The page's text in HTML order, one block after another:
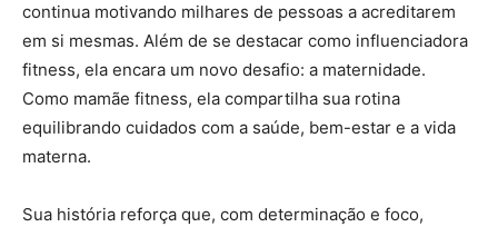
continua motivando milhares de pessoas a acreditarem
em si mesmas. Além de se destacar como influenciadora
fitness, ela encara um novo desafio: a maternidade.
Como mamãe fitness, ela compartilha sua rotina
equilibrando cuidados com a saúde, bem-estar e a vida
materna.
Sua história reforça que, com determinação e foco,